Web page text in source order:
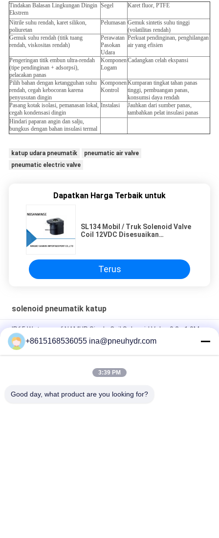
Tindakan Balasan Lingkungan Dingin
Ekstrem
Segel Karet fluor, PTFE
Nitrile suhu rendah, karet silikon,
poliuretan
Pelumasan Gemuk sintetis suhu tinggi
(volatilitas rendah)
Gemuk suhu rendah (titik tuang
rendah, viskositas rendah)
Perawatan
Pasokan
Udara
Perkuat pendinginan, penghilangan
air yang efisien
Pengeringan titik embun ultra-rendah
(tipe pendinginan + adsorpsi),
pelacakan panas
Komponen
Logam
Cadangkan celah ekspansi
Pilih bahan dengan ketangguhan suhu
rendah, cegah kebocoran karena
penyusutan dingin
Komponen
Kontrol
Kumparan tingkat tahan panas
tinggi, pembuangan panas,
konsumsi daya rendah
Pasang kotak isolasi, pemanasan lokal,
cegah kondensasi dingin
Instalasi
Jauhkan dari sumber panas,
tambahkan pelat insulasi panas
Hindari paparan angin dan salju,
bungkus dengan bahan insulasi termal
katup udara pneumatik
pneumatic air valve
pneumatic electric valve
Dapatkan Harga Terbaik untuk
SL134 Mobil / Truk Solenoid Valve
Coil 12VDC Disesuaikan
Terus
solenoid pneumatik katup
IP65 Waterproof NAMUR Single Coil Solenoid Valve 0.2 - 1.0Mpa
60°C NBR PUR Seal
FV-L10 In-Line 5 Way Pneumatic Solenoid Valve M7
DOOS Seri Utama - Jenis Solenoid Valve Coil DC24V DC 29W
+8615168536055 ina@pneuhydr.com
3:39 PM
Good day, what product are you looking for?